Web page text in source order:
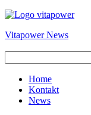
Vitapower News
Home
Kontakt
News